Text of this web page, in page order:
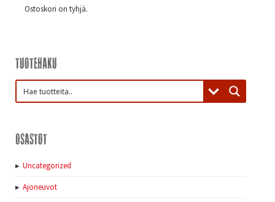
Ostoskori on tyhjä.
Tuotehaku
Osastot
Uncategorized
Ajoneuvot